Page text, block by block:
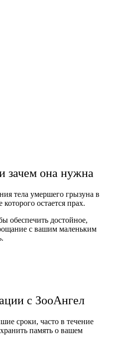
зачем она нужна
тела умершего грызуна в
остается прах.
обеспечить достойное,
с вашим маленьким
с ЗооАнгел
сроки, часто в течение
память о вашем